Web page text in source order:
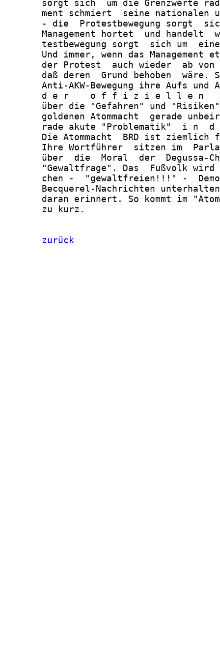
sorgt sich  um die Grenzwerte
ment schmiert  seine nationalen
- die  Protestbewegung sorgt
Management hortet  und handelt
testbewegung sorgt  sich um
Und immer, wenn das Management
der Protest  auch wieder  ab
daß deren  Grund behoben  wäre.
Anti-AKW-Bewegung ihre Aufs und
d e r    o f f i z i e l l e n
über die "Gefahren" und
goldenen Atommacht  gerade
rade akute "Problematik"  i n  d
Die Atommacht  BRD ist ziemlich
Ihre Wortführer  sitzen im
über  die  Moral  der  Degussa-
"Gewaltfrage". Das  Fußvolk
chen -  "gewaltfreien!!!" -
Becquerel-Nachrichten
daran erinnert. So kommt im
       zu kurz.
zurück